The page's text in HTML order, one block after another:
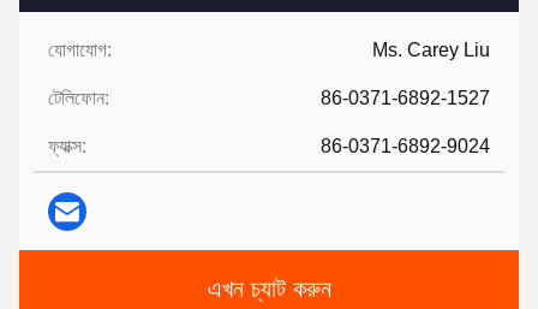
যোগাযোগ: Ms. Carey Liu
টেলিফোন: 86-0371-6892-1527
ফ্যাক্স: 86-0371-6892-9024
এখন চ্যাট করুন